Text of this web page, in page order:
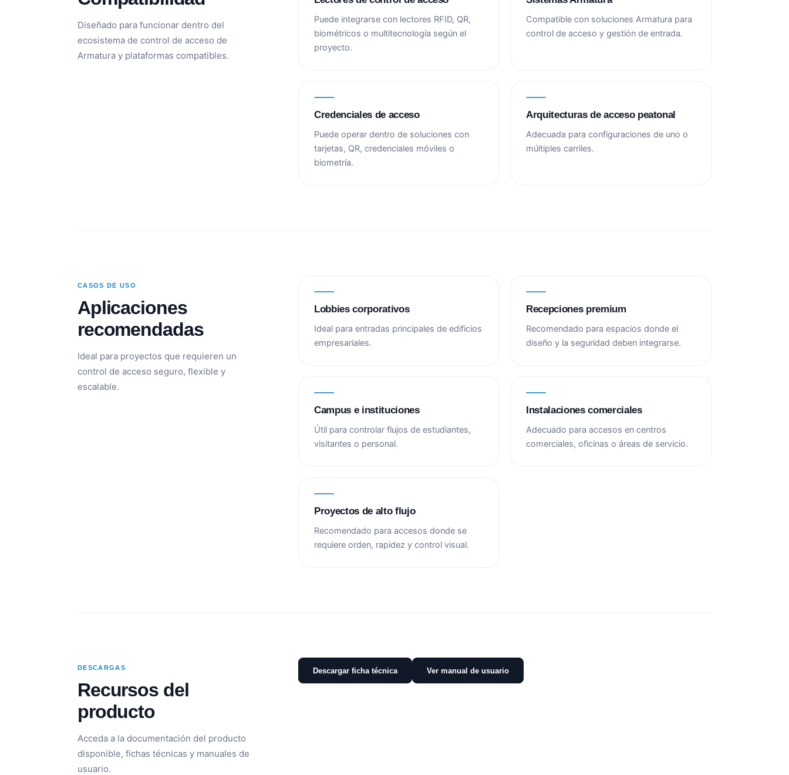
Diseñado para funcionar dentro del
ecosistema de control de acceso de
Armatura y plataformas compatibles.
Puede integrarse con lectores RFID, QR,
biométricos o multitecnología según el
proyecto.
Compatible con soluciones Armatura para
control de acceso y gestión de entrada.
Credenciales de acceso
Puede operar dentro de soluciones con
tarjetas, QR, credenciales móviles o
biometría.
Arquitecturas de acceso peatonal
Adecuada para configuraciones de uno o
múltiples carriles.
CASOS DE USO
Aplicaciones
recomendadas
Ideal para proyectos que requieren un
control de acceso seguro, flexible y
escalable.
Lobbies corporativos
Ideal para entradas principales de edificios
empresariales.
Recepciones premium
Recomendado para espacios donde el
diseño y la seguridad deben integrarse.
Campus e instituciones
Útil para controlar flujos de estudiantes,
visitantes o personal.
Instalaciones comerciales
Adecuado para accesos en centros
comerciales, oficinas o áreas de servicio.
Proyectos de alto flujo
Recomendado para accesos donde se
requiere orden, rapidez y control visual.
DESCARGAS
Recursos del
producto
Acceda a la documentación del producto
disponible, fichas técnicas y manuales de
usuario.
Descargar ficha técnica Ver manual de usuario